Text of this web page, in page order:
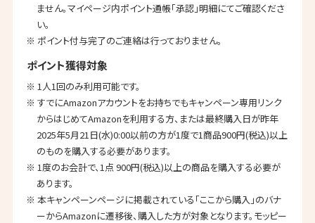
ません。マイページ内ポイント通帳「承認」明細にてご確認くださ
い。
※ ポイント付与完了のご連絡は行っておりません。
ポイント獲得対象
※ 1人1回のみ利用可能です。
※ すでにAmazonアカウントをお持ちでもキャンペーン専用リンク
からはじめてAmazonを利用する方、または最終購入日が昨年
2025年5月21日(水)0:00以前の方が1度で1商品900円(税込)以上
のものを購入する必要があります。
※ 1度のお会計で、1点 900円(税込)以上の商品を購入する必要が
あります。
※ 本キャンペーンページに掲載されている「ここから購入」のバナ
ーからAmazonに遷移後、購入した方が対象となります。モッピー